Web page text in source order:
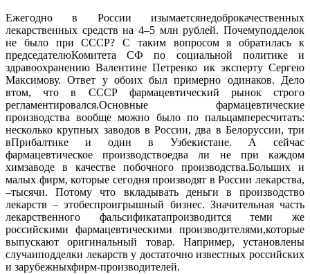
Ежегодно в России изымаетсянедоброкачественных
лекарственных средств на 4–5 млн рублей. Почемуподделок
не было при СССР? С таким вопросом я обратилась к
председателюКомитета СФ по социальной политике и
здравоохранению Валентине Петренко ик эксперту Сергею
Максимову. Ответ у обоих был примерно одинаков. Дело
втом, что в СССР фармацевтический рынок строго
регламентировался.Основные фармацевтические
производства вообще можно было по пальцампересчитать:
несколько крупных заводов в России, два в Белоруссии, три
вПрибалтике и один в Узбекистане. А сейчас
фармацевтическое производствоедва ли не при каждом
химзаводе в качестве побочного производства.Больших и
малых фирм, которые сегодня производят в России лекарства,
–тысячи. Потому что вкладывать деньги в производство
лекарств – этобеспро­игрышный бизнес. Значительная часть
лекарственного фальсификатапроизводится теми же
российскими фармацевтическими производителями,которые
выпускают оригинальный товар. Например, установлены
случаиподделки лекарств у достаточно известных российских
и зарубежныхфирм-производителей.